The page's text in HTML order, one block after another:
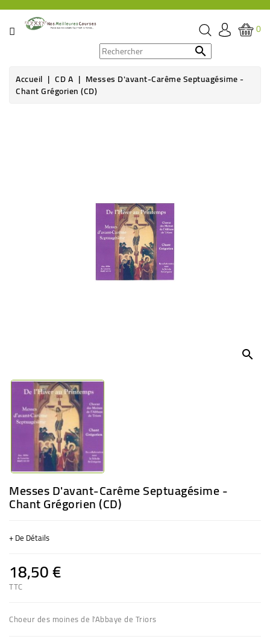
CATÉGORIE
ÉPICERIE
0

Accueil CD A Messes D'avant-Carême Septuagésime -
Chant Grégorien (CD)
search
Messes D'avant-Carême Septuagésime -
Chant Grégorien (CD)
+ De Détails
18,50 €
TTC
Choeur des moines de l'Abbaye de Triors